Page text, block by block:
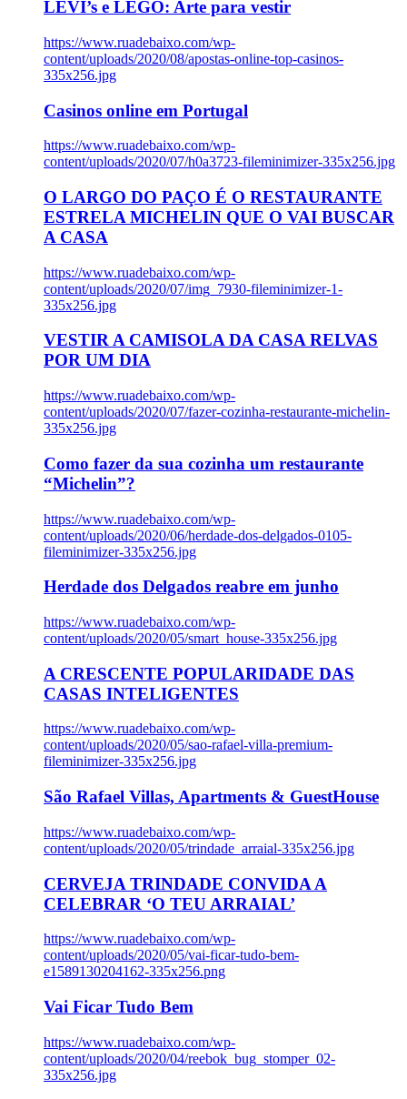
LEVI’s e LEGO: Arte para vestir
https://www.ruadebaixo.com/wp-
content/uploads/2020/08/apostas-online-top-casinos-
335x256.jpg
Casinos online em Portugal
https://www.ruadebaixo.com/wp-
content/uploads/2020/07/h0a3723-fileminimizer-335x256.jpg
O LARGO DO PAÇO É O RESTAURANTE
ESTRELA MICHELIN QUE O VAI BUSCAR
A CASA
https://www.ruadebaixo.com/wp-
content/uploads/2020/07/img_7930-fileminimizer-1-
335x256.jpg
VESTIR A CAMISOLA DA CASA RELVAS
POR UM DIA
https://www.ruadebaixo.com/wp-
content/uploads/2020/07/fazer-cozinha-restaurante-michelin-
335x256.jpg
Como fazer da sua cozinha um restaurante
“Michelin”?
https://www.ruadebaixo.com/wp-
content/uploads/2020/06/herdade-dos-delgados-0105-
fileminimizer-335x256.jpg
Herdade dos Delgados reabre em junho
https://www.ruadebaixo.com/wp-
content/uploads/2020/05/smart_house-335x256.jpg
A CRESCENTE POPULARIDADE DAS
CASAS INTELIGENTES
https://www.ruadebaixo.com/wp-
content/uploads/2020/05/sao-rafael-villa-premium-
fileminimizer-335x256.jpg
São Rafael Villas, Apartments & GuestHouse
https://www.ruadebaixo.com/wp-
content/uploads/2020/05/trindade_arraial-335x256.jpg
CERVEJA TRINDADE CONVIDA A
CELEBRAR ‘O TEU ARRAIAL’
https://www.ruadebaixo.com/wp-
content/uploads/2020/05/vai-ficar-tudo-bem-
e1589130204162-335x256.png
Vai Ficar Tudo Bem
https://www.ruadebaixo.com/wp-
content/uploads/2020/04/reebok_bug_stomper_02-
335x256.jpg